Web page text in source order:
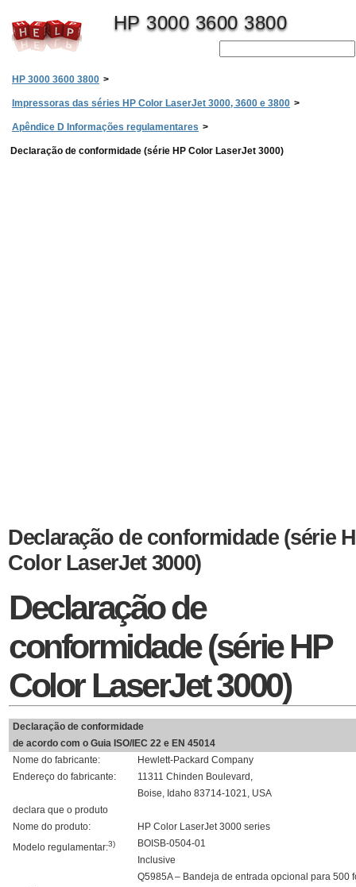
HP 3000 3600 3800
HP 3000 3600 3800 >
Impressoras das séries HP Color LaserJet 3000, 3600 e 3800 >
Apêndice D Informações regulamentares >
Declaração de conformidade (série HP Color LaserJet 3000)
Declaração de conformidade (série
Color LaserJet 3000)
Declaração de
conformidade (série HP
Color LaserJet 3000)
Declaração de conformidade
de acordo com o Guia ISO/IEC 22 e EN 45014
Nome do fabricante:
Hewlett-Packard Company
Endereço do fabricante:
11311 Chinden Boulevard,
Boise, Idaho 83714-1021, USA
declara que o produto
Nome do produto:
HP Color LaserJet 3000 series
Modelo regulamentar:3)
BOISB-0504-01
Inclusive
Q5985A – Bandeja de entrada opcional para 500